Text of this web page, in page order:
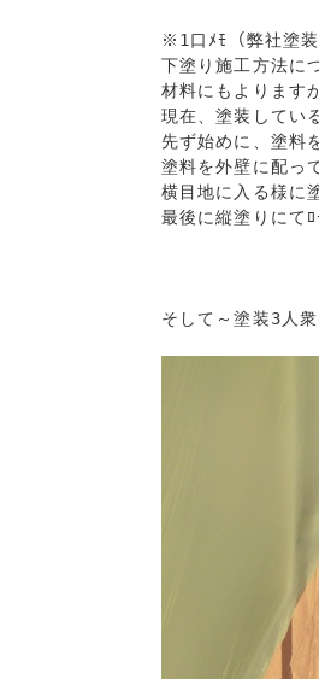
※1口ﾒﾓ（弊社塗装
下塗り施工方法に
材料にもよります
現在、塗装してい
先ず始めに、塗料
塗料を外壁に配っ
横目地に入る様に
最後に縦塗りにて